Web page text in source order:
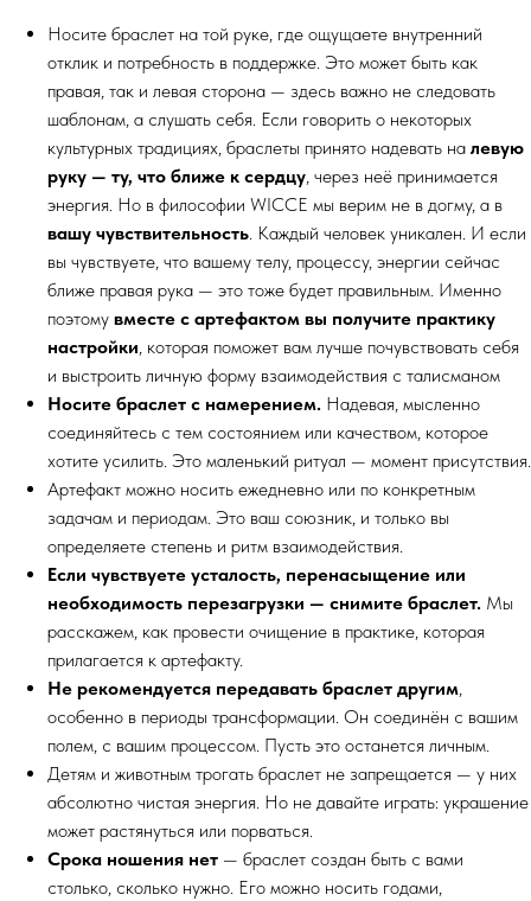
Носите браслет на той руке, где ощущаете внутренний
отклик и потребность в поддержке. Это может быть как
правая, так и левая сторона — здесь важно не следовать
шаблонам, а слушать себя. Если говорить о некоторых
культурных традициях, браслеты принято надевать на левую
руку — ту, что ближе к сердцу, через неё принимается
энергия. Но в философии WICCE мы верим не в догму, а в
вашу чувствительность. Каждый человек уникален. И если
вы чувствуете, что вашему телу, процессу, энергии сейчас
ближе правая рука — это тоже будет правильным. Именно
поэтому вместе с артефактом вы получите практику
настройки, которая поможет вам лучше почувствовать себя
и выстроить личную форму взаимодействия с талисманом
Носите браслет с намерением. Надевая, мысленно
соединяйтесь с тем состоянием или качеством, которое
хотите усилить. Это маленький ритуал — момент присутствия.
Артефакт можно носить ежедневно или по конкретным
задачам и периодам. Это ваш союзник, и только вы
определяете степень и ритм взаимодействия.
Если чувствуете усталость, перенасыщение или
необходимость перезагрузки — снимите браслет. Мы
расскажем, как провести очищение в практике, которая
прилагается к артефакту.
Не рекомендуется передавать браслет другим,
особенно в периоды трансформации. Он соединён с вашим
полем, с вашим процессом. Пусть это останется личным.
Детям и животным трогать браслет не запрещается — у них
абсолютно чистая энергия. Но не давайте играть: украшение
может растянуться или порваться.
Срока ношения нет — браслет создан быть с вами
столько, сколько нужно. Его можно носить годами,